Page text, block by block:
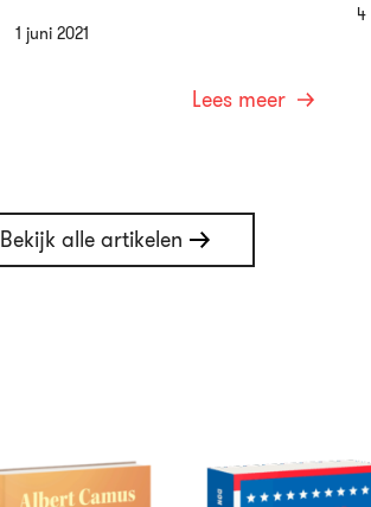
1 juni 2021
Lees meer
4
Bekijk alle artikelen